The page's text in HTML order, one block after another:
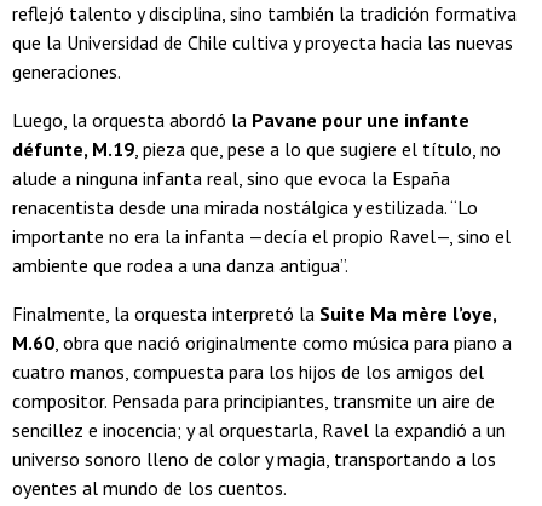
reflejó talento y disciplina, sino también la tradición formativa
que la Universidad de Chile cultiva y proyecta hacia las nuevas
generaciones.
Luego, la orquesta abordó la Pavane pour une infante
défunte, M.19, pieza que, pese a lo que sugiere el título, no
alude a ninguna infanta real, sino que evoca la España
renacentista desde una mirada nostálgica y estilizada. “Lo
importante no era la infanta —decía el propio Ravel—, sino el
ambiente que rodea a una danza antigua”.
Finalmente, la orquesta interpretó la Suite Ma mère l’oye,
M.60, obra que nació originalmente como música para piano a
cuatro manos, compuesta para los hijos de los amigos del
compositor. Pensada para principiantes, transmite un aire de
sencillez e inocencia; y al orquestarla, Ravel la expandió a un
universo sonoro lleno de color y magia, transportando a los
oyentes al mundo de los cuentos.